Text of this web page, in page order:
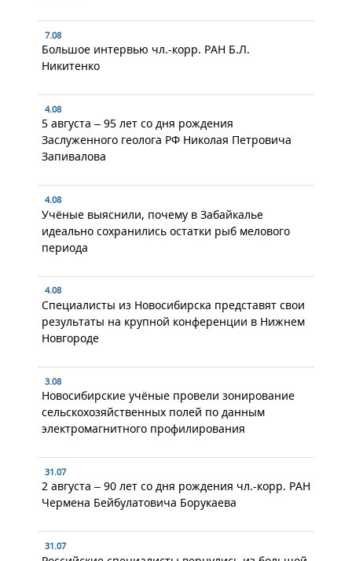
7.08
Большое интервью чл.-корр. РАН Б.Л.
Никитенко
4.08
5 августа – 95 лет со дня рождения
Заслуженного геолога РФ Николая Петровича
Запивалова
4.08
Учёные выяснили, почему в Забайкалье
идеально сохранились остатки рыб мелового
периода
4.08
Специалисты из Новосибирска представят свои
результаты на крупной конференции в Нижнем
Новгороде
3.08
Новосибирские учёные провели зонирование
сельскохозяйственных полей по данным
электромагнитного профилирования
31.07
2 августа – 90 лет со дня рождения чл.-корр. РАН
Чермена Бейбулатовича Борукаева
31.07